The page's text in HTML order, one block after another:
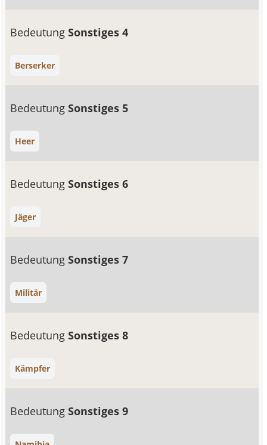
BedeutungSonstiges 4
Berserker
BedeutungSonstiges 5
Heer
BedeutungSonstiges 6
Jäger
BedeutungSonstiges 7
Militär
BedeutungSonstiges 8
Kämpfer
BedeutungSonstiges 9